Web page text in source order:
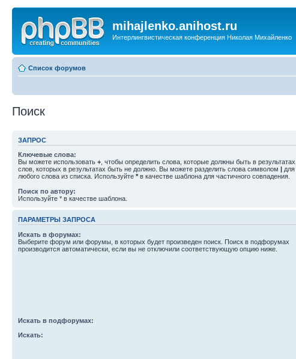
mihajlenko.anihost.ru
Интерлингвистическая конференция Николая Михайленко
Список форумов
Поиск
ЗАПРОС
Ключевые слова:
Вы можете использовать + , чтобы определить слова, которые должны быть в
слов, которых в результатах быть не должно. Вы можете разделить слова символом |
любого слова из списка. Используйте * в качестве шаблона для частичного совпадения.
Поиск по автору:
Используйте * в качестве шаблона.
ПАРАМЕТРЫ ЗАПРОСА
Искать в форумах:
Выберите форум или форумы, в которых будет произведен поиск. Поиск в подфорумах
производится автоматически, если вы не отключили соответствующую опцию ниже.
Искать в подфорумах:
Искать: